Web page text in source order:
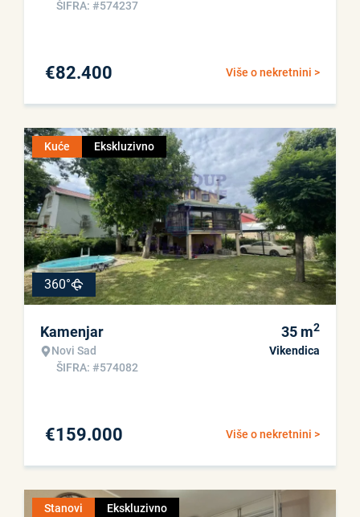
ŠIFRA: #574237
Više o nekretnini >
€82.400
Kuće Ekskluzivno
360°
Kamenjar
Novi Sad
ŠIFRA: #574082
35 m2
Vikendica
Više o nekretnini >
€159.000
Stanovi Ekskluzivno